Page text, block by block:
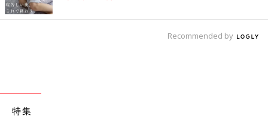
Recommended by
特集